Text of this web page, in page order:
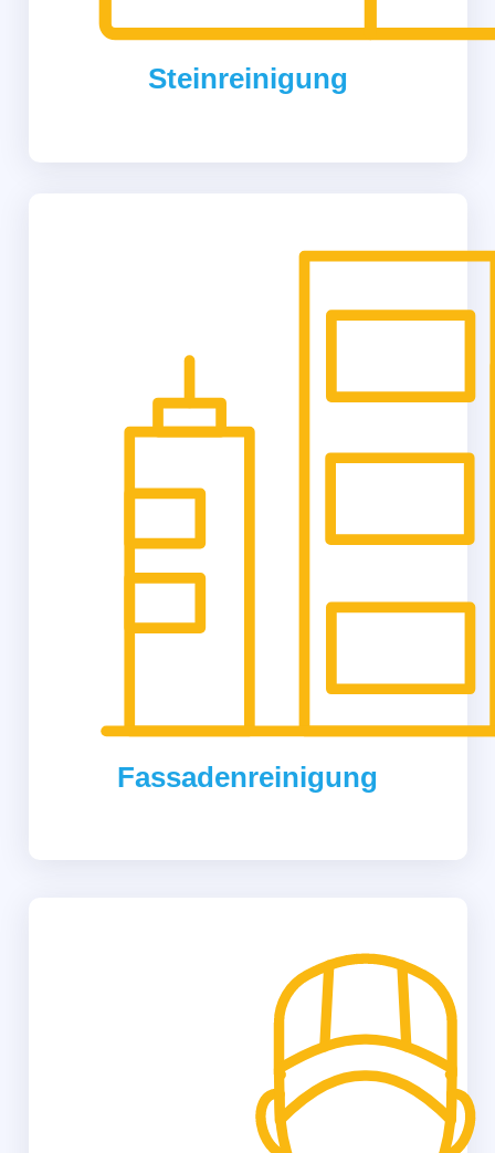
Steinreinigung
Fassadenreinigung